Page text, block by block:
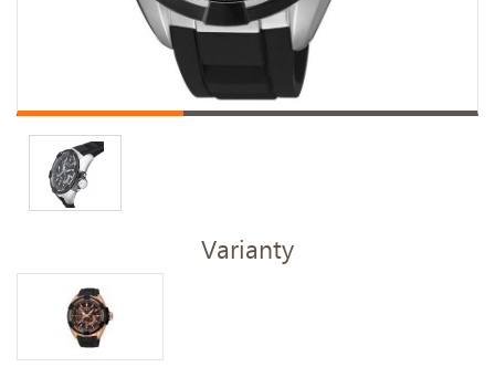
Varianty